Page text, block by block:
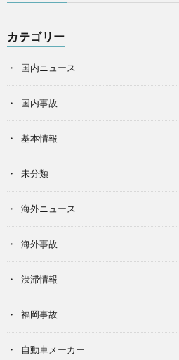
カテゴリー
国内ニュース
国内事故
基本情報
未分類
海外ニュース
海外事故
渋滞情報
福岡事故
自動車メーカー